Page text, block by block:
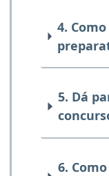
4.
5. Dá
6.